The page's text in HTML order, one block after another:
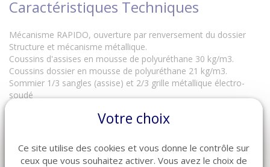
Caractéristiques Techniques
Mécanisme RAPIDO, ouverture par renversement du dossier
Structure et mécanisme métallique.
Coussins d'assises en mousse de polyuréthane 30 kg/m3.
Coussins dossier en mousse de polyuréthane 21 kg/m3.
Sommier 1/3 sangles (assise) et 2/3 grille métallique électro-
soudé
Complètement déhoussable
Fabrication Italienne, garantie 2 ans.
Votre choix
Ce site utilise des cookies et vous donne le contrôle sur
ceux que vous souhaitez activer. Vous avez le choix de